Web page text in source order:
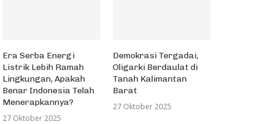
Era Serba Energi
Listrik Lebih Ramah
Lingkungan, Apakah
Benar Indonesia Telah
Menerapkannya?
27 Oktober 2025
Demokrasi Tergadai,
Oligarki Berdaulat di
Tanah Kalimantan
Barat
27 Oktober 2025